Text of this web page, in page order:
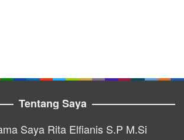
Tentang Saya
Saya Rita Elfianis S.P M.Si